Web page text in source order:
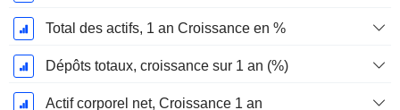
Total des actifs, 1 an Croissance en %
Dépôts totaux, croissance sur 1 an (%)
Actif corporel net, Croissance 1 an